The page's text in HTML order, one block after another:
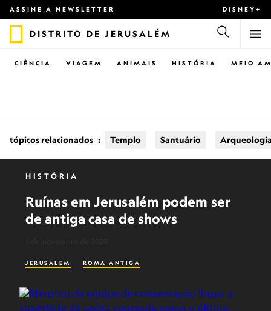
ASSINE A NEWSLETTER DISNEY+
DISTRITO DE JERUSALÉM
CIÊNCIA VIAGEM ANIMAIS HISTÓRIA MEIO
tópicos relacionados : Templo Santuário
HISTÓRIA
Ruínas em Jerusalém podem ser
de antiga casa de shows
JERUSALEM ROMA ANTIGA